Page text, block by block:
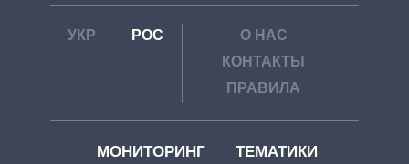
УКР РОС
О НАС
КОНТАКТЫ
ПРАВИЛА
МОНИТОРИНГ ТЕМАТИКИ